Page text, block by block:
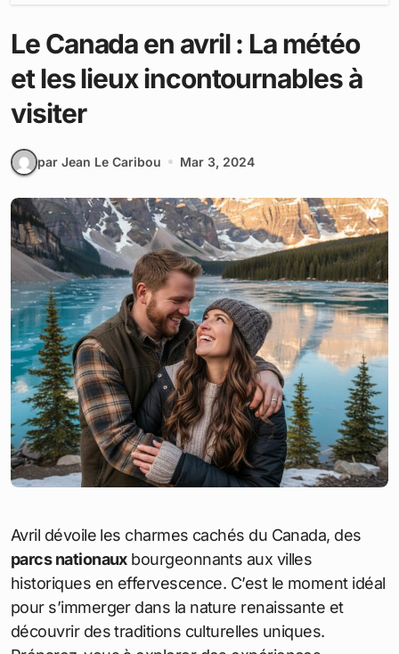
Le Canada en avril : La météo
et les lieux incontournables à
visiter
par Jean Le Caribou Mar 3, 2024
Avril dévoile les charmes cachés du Canada, des
parcs nationauxbourgeonnants aux villes
historiques en effervescence. C’est le moment idéal
pour s’immerger dans la nature renaissante et
découvrir des traditions culturelles uniques.